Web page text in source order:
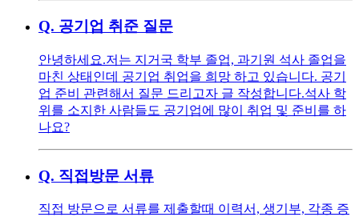
Q. 공기업 취준 질문
안녕하세요. ​ 저는 지거국 학부 졸업, 과기원 석사 졸업을
마친 상태인데 공기업 취업을 희망 하고 있습니다. 공기
업 준비 관련해서 질문 드리고자 글 작성합니다. ​ 석사 학
위를 소지한 사람들도 공기업에 많이 취업 및 준비를 하
나요?
Q. 직접방문 서류
직접 방문으로 서류를 제출할때 이력서, 생기부, 각종 증